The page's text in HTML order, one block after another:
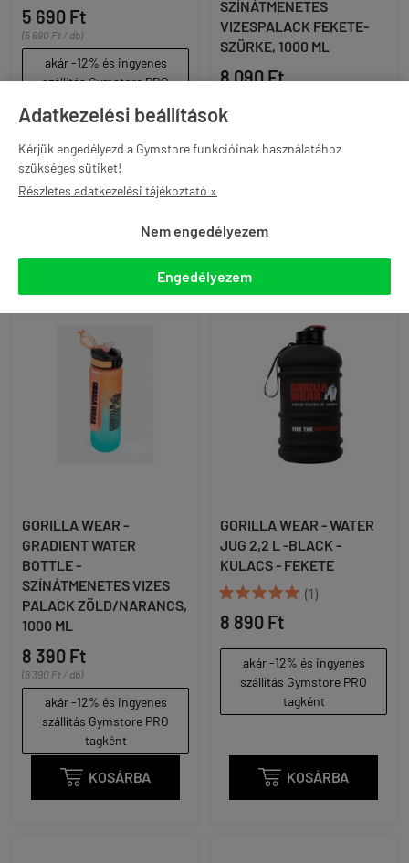
Adatkezelési beállítások
Kérjük engedélyezd a Gymstore funkcióinak használatához
szükséges sütiket!
Részletes adatkezelési tájékoztató »
Nem engedélyezem
Engedélyezem
5 690 Ft
(5 690 Ft / db)
akár -12% és ingyenes
szállítás Gymstore PRO
 KOSÁRBA
SZÍNÁTMENETES
VIZESPALACK FEKETE-
SZÜRKE, 1000 ML
8 090 Ft
szállítás Gymstore PRO
GORILLA WEAR -
GRADIENT WATER
BOTTLE -
SZÍNÁTMENETES VIZES
PALACK ZÖLD/NARANCS,
1000 ML
8 390 Ft
(8 390 Ft / db)
akár -12% és ingyenes
szállítás Gymstore PRO
tagként
 KOSÁRBA
GORILLA WEAR - WATER
JUG 2,2 L -BLACK -
KULACS - FEKETE
 (1)
8 890 Ft
akár -12% és ingyenes
szállítás Gymstore PRO
tagként
 KOSÁRBA